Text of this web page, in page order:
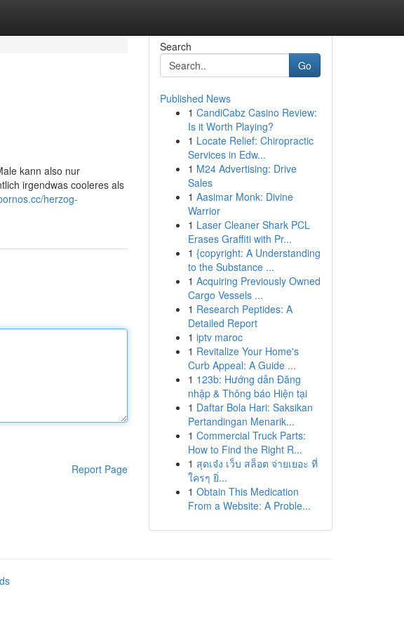
kann also nur
irgendwas cooleres als
herzog-
Report Page
Search
Go
Published News
1 CandiCabz Casino Review:
Is it Worth Playing?
1 Locate Relief: Chiropractic
Services in Edw...
1 M24 Advertising: Drive
Sales
1 Aasimar Monk: Divine
Warrior
1 Laser Cleaner Shark PCL
Erases Graffiti with Pr...
1 {copyright: A Understanding
to the Substance ...
1 Acquiring Previously Owned
Cargo Vessels ...
1 Research Peptides: A
Detailed Report
1 iptv maroc
1 Revitalize Your Home's
Curb Appeal: A Guide ...
1 123b: Hướng dẫn Đăng
nhập & Thông báo Hiện tại
1 Daftar Bola Hari: Saksikan
Pertandingan Menarik...
1 Commercial Truck Parts:
How to Find the Right R...
1 สุดเจ๋ง เว็บ สล็อต จ่ายเยอะ ที่
ใครๆ ยิ่...
1 Obtain This Medication
From a Website: A Proble...